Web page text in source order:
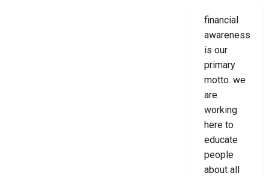
financial
awareness
is our
primary
motto. we
are
working
here to
educate
people
about all